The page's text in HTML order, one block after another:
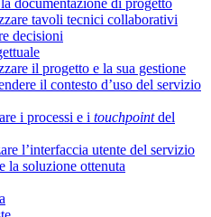
documentazione di progetto
tavoli tecnici collaborativi
decisioni
il progetto e la sua gestione
il contesto d’uso del servizio
i processi e i touchpointdel
l’interfaccia utente del servizio
la soluzione ottenuta